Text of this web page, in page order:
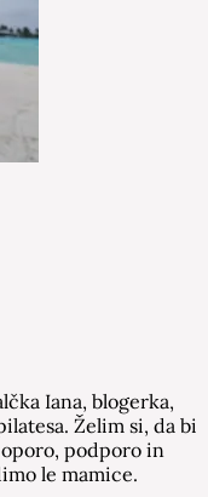
Iana, blogerka,
Želim si, da bi
oporo, podporo in
le mamice.